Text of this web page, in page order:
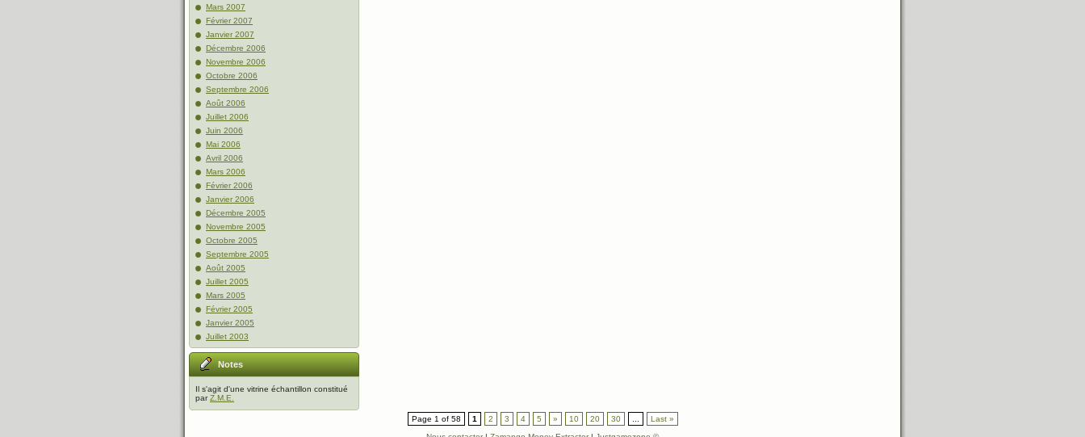
Mars 2007
Février 2007
Janvier 2007
Décembre 2006
Novembre 2006
Octobre 2006
Septembre 2006
Août 2006
Juillet 2006
Juin 2006
Mai 2006
Avril 2006
Mars 2006
Février 2006
Janvier 2006
Décembre 2005
Novembre 2005
Octobre 2005
Septembre 2005
Août 2005
Juillet 2005
Mars 2005
Février 2005
Janvier 2005
Juillet 2003
Notes
Il s'agit d'une vitrine échantillon constitué
parZ.M.E.
Page 1 of 58 1 2 3 4 5 » 10 20 30
Last »